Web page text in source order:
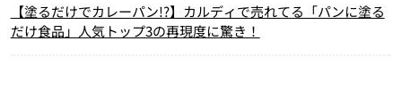
【塗るだけでカレーパン!?】カルディで売れてる「パンに塗る
だけ食品」人気トップ3の再現度に驚き！